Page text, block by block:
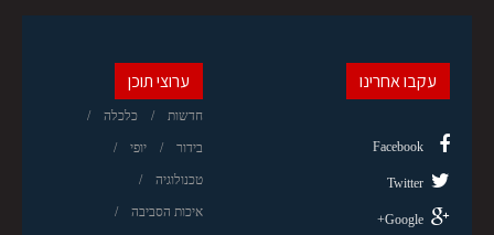
ערוצי תוכן
חדשות כלכלה
בידור יופי
טכנולוגיה
איכות הסביבה
עקבו אחרינו
Facebook
Twitter
Google+